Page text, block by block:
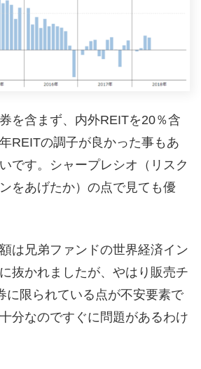
を含まず、内外REITを20％含
REITの調子が良かった事もあ
です。シャープレシオ（リスク
をあげたか）の点で見ても優
は兄弟ファンドの世界経済イン
抜かれましたが、やはり販売チ
に限られている点が不安要素で
分なのですぐに問題があるわけ